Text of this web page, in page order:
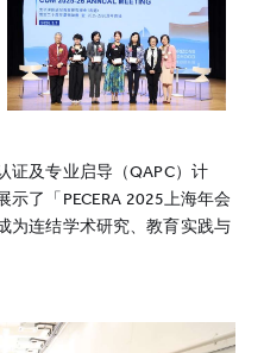
证及专业启导（QAPC）计
了「PECERA 2025上海年会
为连结学术研究、教育实践与